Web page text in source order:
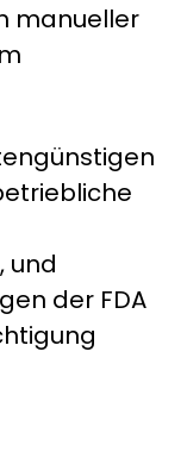
manueller
und
der FDA